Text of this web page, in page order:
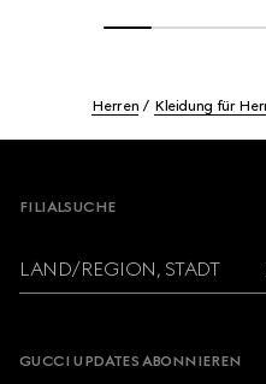
Herren Kleidung für
FILIALSUCHE
LAND/REGION, STADT
GUCCI UPDATES ABONNIEREN